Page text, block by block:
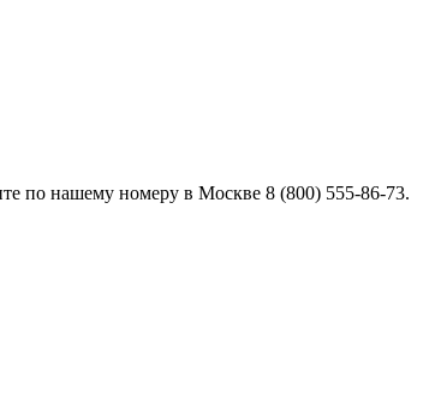
по нашему номеру в Москве 8 (800) 555-86-73.